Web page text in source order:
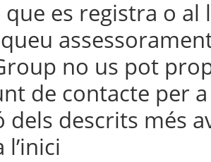
es registra o
no us pot
de contacte per
dels descrits més